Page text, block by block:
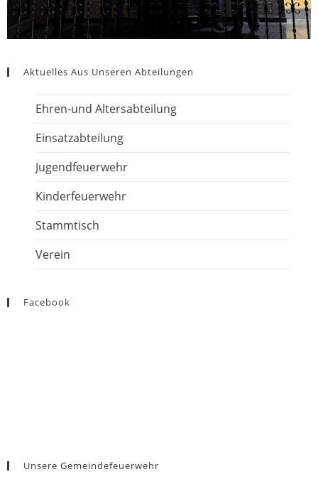
Aktuelles Aus Unseren Abteilungen
Ehren-und Altersabteilung
Einsatzabteilung
Jugendfeuerwehr
Kinderfeuerwehr
Stammtisch
Verein
Facebook
Unsere Gemeindefeuerwehr